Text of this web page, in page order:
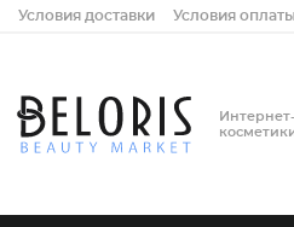
Условия доставки Условия оплаты